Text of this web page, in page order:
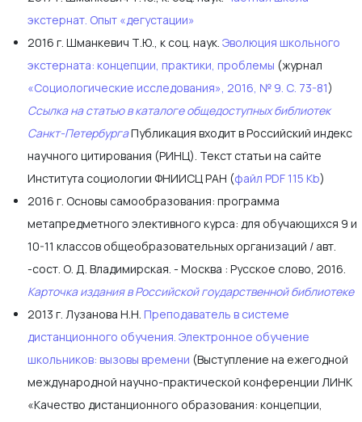
экстернат. Опыт «дегустации»
2016 г. Шманкевич Т.Ю., к соц. наук. Эволюция школьного
экстерната: концепции, практики, проблемы (журнал
«Социологические исследования», 2016, № 9. С. 73-81)
Ссылка на статью в каталоге общедоступных библиотек
Санкт-ПетербургаПубликация входит в Российский индекс
научного цитирования (РИНЦ). Текст статьи на сайте
Института социологии ФНИИСЦ РАН (файл PDF 115 Kb)
2016 г. Основы самообразования: программа
метапредметного элективного курса: для обучающихся 9 и
10-11 классов общеобразовательных организаций / авт.
-сост. О. Д. Владимирская. - Москва : Русское слово, 2016.
Карточка издания в Российской гоударственной библиотеке
2013 г. Лузанова Н.Н. Преподаватель в системе
дистанционного обучения. Электронное обучение
школьников: вызовы времени (Выступление на ежегодной
международной научно-практической конференции ЛИНК
«Качество дистанционного образования: концепции,